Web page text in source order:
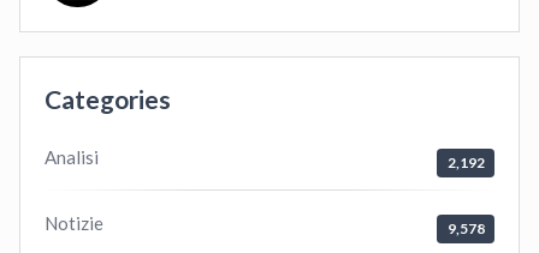
Categories
Analisi 2,192
Notizie 9,578